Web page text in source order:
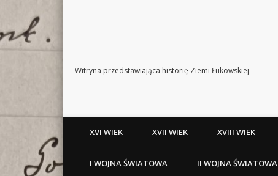
Witryna przedstawiająca historię Ziemi Łukowskiej
XVI WIEK XVII WIEK XVIII WIEK
I WOJNA ŚWIATOWA II WOJNA ŚWIATOWA